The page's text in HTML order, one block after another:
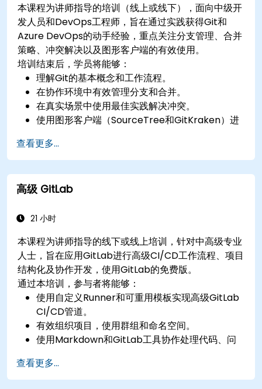
本课程为讲师指导的培训（线上或线下），面向中级开
发人员和DevOps工程师，旨在通过实践获得Git和
Azure DevOps的动手经验，重点关注分支管理、合并
策略、冲突解决以及图形客户端的有效使用。
培训结束后，学员将能够：
理解Git的基本概念和工作流程。
在协作环境中有效管理分支和合并。
在真实场景中使用最佳实践解决冲突。
使用图形客户端（SourceTree和GitKraken）进
通过控制台和图形界面执行实际的Git操作。
在Azure DevOps中使用Git进行仓库集成和版本
控制。
查看更多...
高级 GitLab
21 小时
本课程为讲师指导的线下或线上培训，针对中高级专业
人士，旨在应用GitLab进行高级CI/CD工作流程、项目
结构化及协作开发，使用GitLab的免费版。
通过本培训，参与者将能够：
使用自定义Runner和可重用模板实现高级GitLab
CI/CD管道。
有效组织项目，使用群组和命名空间。
使用Markdown和GitLab工具协作处理代码、问
在实际项目中应用GitLab Pages、发布工作流程
和安全配置。
查看更多...